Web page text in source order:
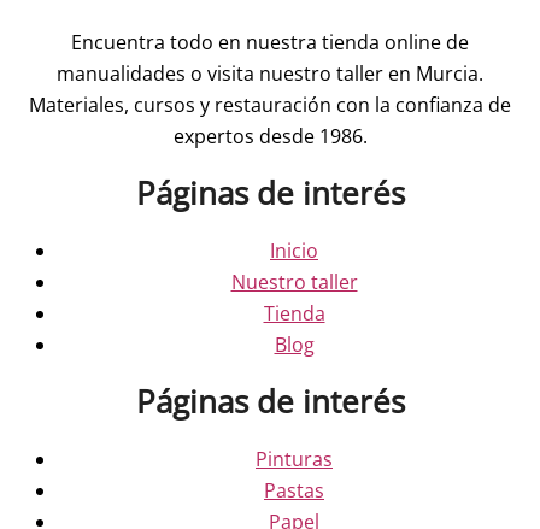
Encuentra todo en nuestra tienda online de
manualidades o visita nuestro taller en Murcia.
Materiales, cursos y restauración con la confianza de
expertos desde 1986.
Páginas de interés
Inicio
Nuestro taller
Tienda
Blog
Páginas de interés
Pinturas
Pastas
Papel